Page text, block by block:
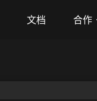
文档 合作